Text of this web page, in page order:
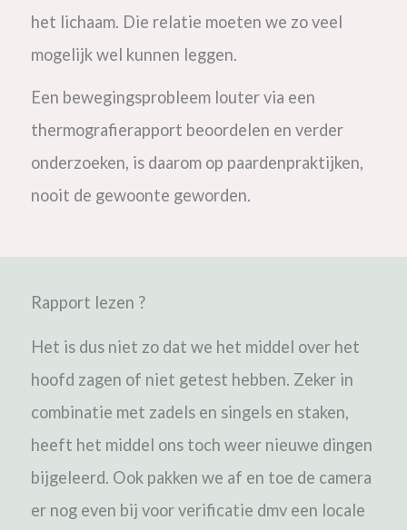
het lichaam. Die relatie moeten we zo veel
mogelijk wel kunnen leggen.
Een bewegingsprobleem louter via een
thermografierapport beoordelen en verder
onderzoeken, is daarom op paardenpraktijken,
nooit de gewoonte geworden.
Rapport lezen ?
Het is dus niet zo dat we het middel over het
hoofd zagen of niet getest hebben. Zeker in
combinatie met zadels en singels en staken,
heeft het middel ons toch weer nieuwe dingen
bijgeleerd. Ook pakken we af en toe de camera
er nog even bij voor verificatie dmv een locale